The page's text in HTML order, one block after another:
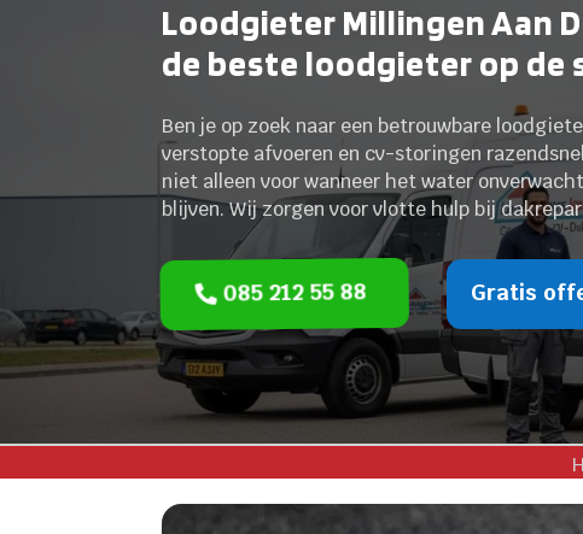
Loodgieter Millingen Aan
de beste loodgieter op de
Ben je op zoek naar een betrouwbare
verstopte afvoeren en cv-storingen
niet alleen voor wanneer het water
blijven. Wij zorgen voor vlotte hulp bij
085 212 55 88 Gratis